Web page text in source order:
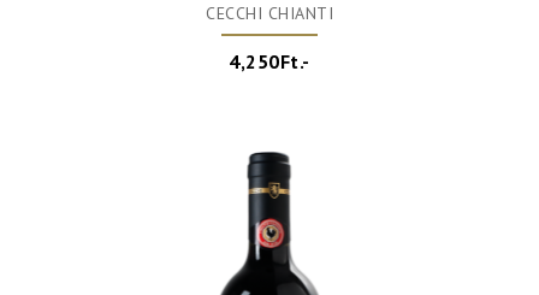
CECCHI CHIANTI
4,250Ft.-